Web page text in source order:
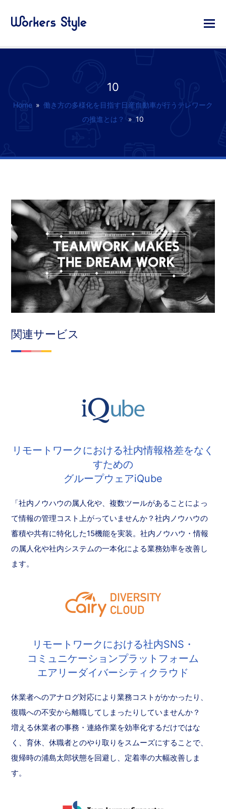
10
Home » 働き方の多様化を目指す日産自動車が行うテレワーク
の推進とは？
» 10
関連サービス
リモートワークにおける社内情報格差をなく
すための
グループウェアiQube
「社内ノウハウの属人化や、複数ツールがあることによっ
て情報の管理コスト上がっていませんか？社内ノウハウの
蓄積や共有に特化した15機能を実装。社内ノウハウ・情報
の属人化や社内システムの一本化による業務効率を改善し
ます。
リモートワークにおける社内SNS・
コミュニケーションプラットフォーム
エアリーダイバーシティクラウド
休業者へのアナログ対応により業務コストがかかったり、
復職への不安から離職してしまったりしていませんか？
増える休業者の事務・連絡作業を効率化するだけではな
く、育休、休職者とのやり取りをスムーズにすることで、
復帰時の浦島太郎状態を回避し、定着率の大幅改善しま
す。